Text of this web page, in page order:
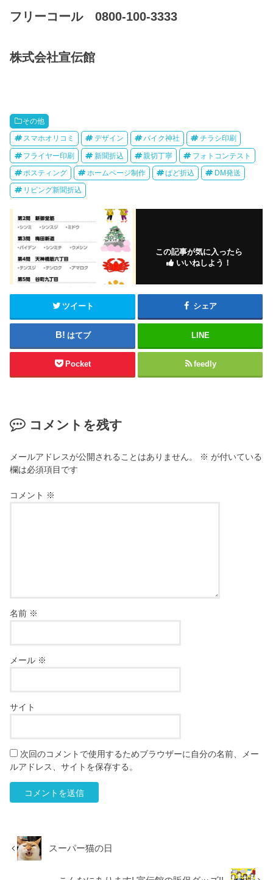
フリーコール 0800-100-3333
株式会社宣伝館
その他
スマホオリコミ デザイン バイク神社 チラシ印刷
フライヤー印刷 新聞折込 親切丁寧 フォトコンテスト
ポスティング ホームページ制作 ぱど折込 DM発送
リビング新聞折込
この記事が気に入ったら
いいねしよう！
ツイート シェア
はてブ LINE
Pocket feedly
コメントを残す
メールアドレスが公開されることはありません。 ※ が付いている
欄は必須項目です
コメント ※
名前 ※
メール ※
サイト
次回のコメントで使用するためブラウザーに自分の名前、メー
ルアドレス、サイトを保存する。
スーパー猫の日